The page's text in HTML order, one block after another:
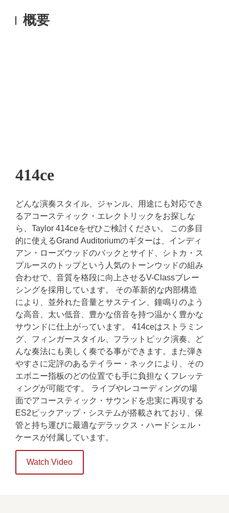
概要
414ce
Watch Video
どんな演奏スタイル、ジャンル、用途にも対応でき
るアコースティック・エレクトリックをお探しな
ら、Taylor 414ceをぜひご検討ください。 この多目
的に使えるGrand Auditoriumのギターは、インディ
アン・ローズウッドのバックとサイド、シトカ・ス
プルースのトップという人気のトーンウッドの組み
合わせで、音質を格段に向上させるV-Classブレー
シングを採用しています。 その革新的な内部構造
により、並外れた音量とサステイン、鐘鳴りのよう
な高音、太い低音、豊かな倍音を持つ温かく豊かな
サウンドに仕上がっています。 414ceはストラミン
グ、フィンガースタイル、フラットピック演奏、ど
んな奏法にも美しく奏でる事ができます。また弾き
やすさに定評のあるテイラー・ネックにより、その
エボニー指板のどの位置でも手に負担なくフレッテ
ィングが可能です。 ライブやレコーディングの場
面でアコースティック・サウンドを忠実に再現する
ES2ピックアップ・システムが搭載されており、保
管と持ち運びに最適なデラックス・ハードシェル・
ケースが付属しています。